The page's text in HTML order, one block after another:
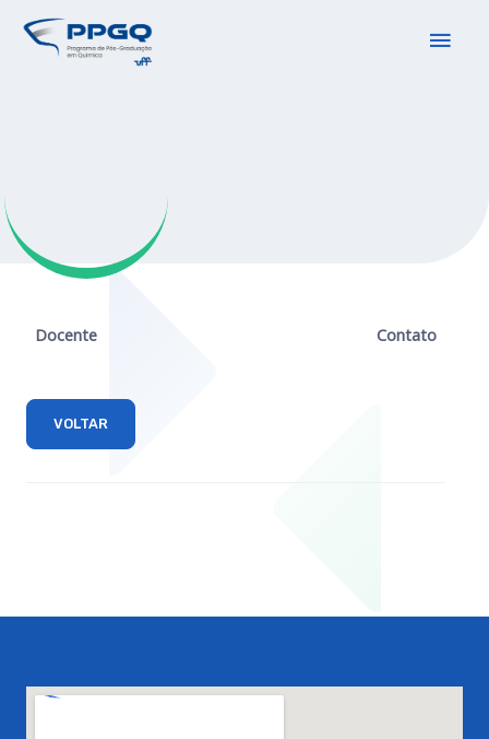
Docente Contato
VOLTAR